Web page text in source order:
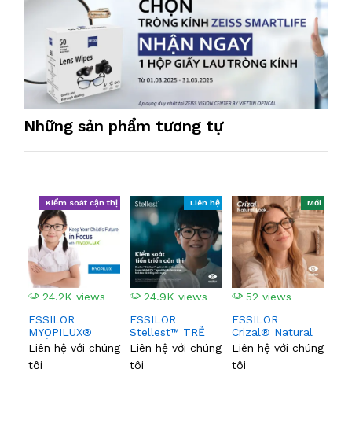
Những sản phẩm tương tự
24.2K views
Kiểm soát cận thị
ESSILOR
MYOPILUX®
TRẺ EM
Liên hệ với chúng
tôi
24.9K views
Liên hệ
ESSILOR
Stellest™ TRẺ
EM
Liên hệ với chúng
tôi
52 views
Mới
ESSILOR
Crizal® Natural
Look™
Liên hệ với chúng
tôi